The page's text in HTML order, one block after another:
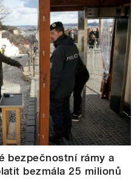
bezpečnostní rámy a
bezmála 25 milionů